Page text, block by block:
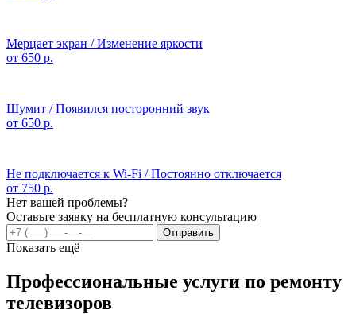
Мерцает экран / Изменение яркости
от 650 р.
Шумит / Появился посторонний звук
от 650 р.
Не подключается к Wi-Fi / Постоянно отключается
от 750 р.
Нет вашей проблемы?
Оставьте заявку на бесплатную консультацию
Отправить
Показать ещё
Профессиональные услуги по ремонту
телевизоров